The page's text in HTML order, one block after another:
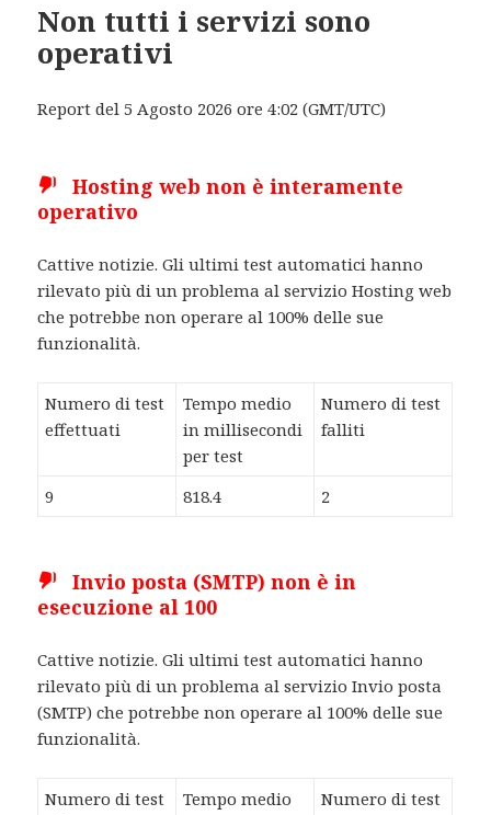
Non tutti i servizi sono
operativi
Report del 5 Agosto 2026 ore 4:02 (GMT/UTC)
Hosting web non è interamente
operativo
Cattive notizie. Gli ultimi test automatici hanno
rilevato più di un problema al servizio Hosting web
che potrebbe non operare al 100% delle sue
funzionalità.
Numero di test
effettuati
Tempo medio
in millisecondi
per test
Numero di test
falliti
9 818.4 2
Invio posta (SMTP) non è in
esecuzione al 100
Cattive notizie. Gli ultimi test automatici hanno
rilevato più di un problema al servizio Invio posta
(SMTP) che potrebbe non operare al 100% delle sue
funzionalità.
Numero di test
Tempo medio
Numero di test